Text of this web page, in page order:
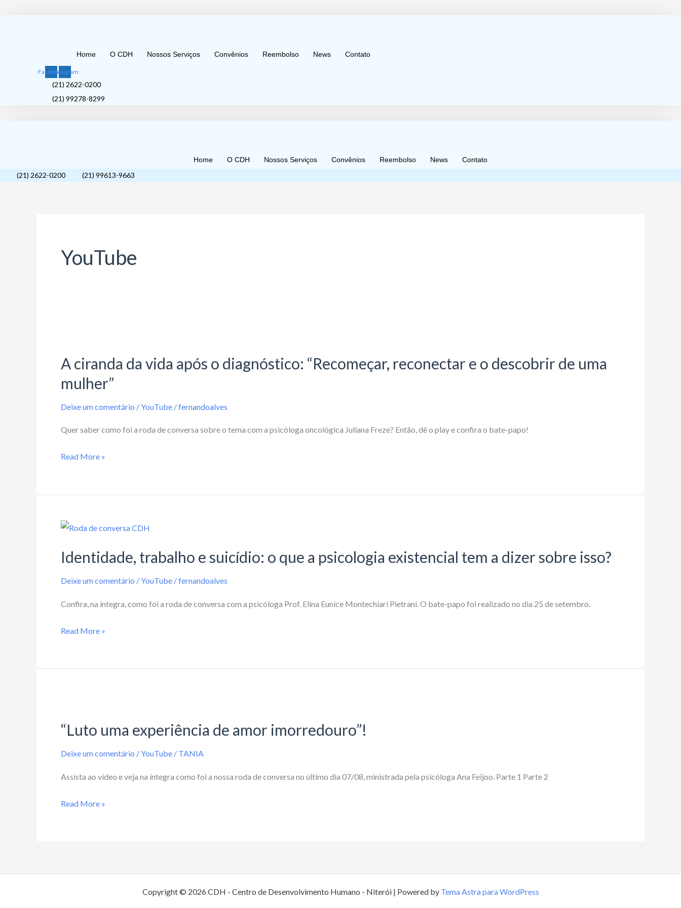
Home O CDH Nossos Serviços Convênios Reembolso News Contato
FacebookInstagram
(21) 2622-0200
(21) 99278-8299
Home O CDH Nossos Serviços Convênios Reembolso News Contato
(21) 2622-0200 (21) 99613-9663
YouTube
A ciranda da vida após o diagnóstico: “Recomeçar, reconectar e o descobrir de uma
mulher”
Deixe um comentário /YouTube /fernandoalves
Quer saber como foi a roda de conversa sobre o tema com a psicóloga oncológica Juliana Freze? Então, dê o play e confira o bate-papo!
da
após
o
“Recomeçar,
descobrir
uma
Read More »
Identidade, trabalho e suicídio: o que a psicologia existencial tem a dizer sobre isso?
Deixe um comentário /YouTube /fernandoalves
Confira, na íntegra, como foi a roda de conversa com a psicóloga Prof. Elina Eunice Montechiari Pietrani. O bate-papo foi realizado no dia 25 de setembro.
Identidade,
o
que
psicologia
Read More »
“Luto uma experiência de amor imorredouro”!
Deixe um comentário /YouTube / TANIA
Assista ao vídeo e veja na íntegra como foi a nossa roda de conversa no último dia 07/08, ministrada pela psicóloga Ana Feijoo. Parte 1 Parte 2
experiência
amor
imorredouro”!
Read More »
Copyright © 2026 CDH - Centro de Desenvolvimento Humano - Niterói | Powered by Tema Astra para WordPress